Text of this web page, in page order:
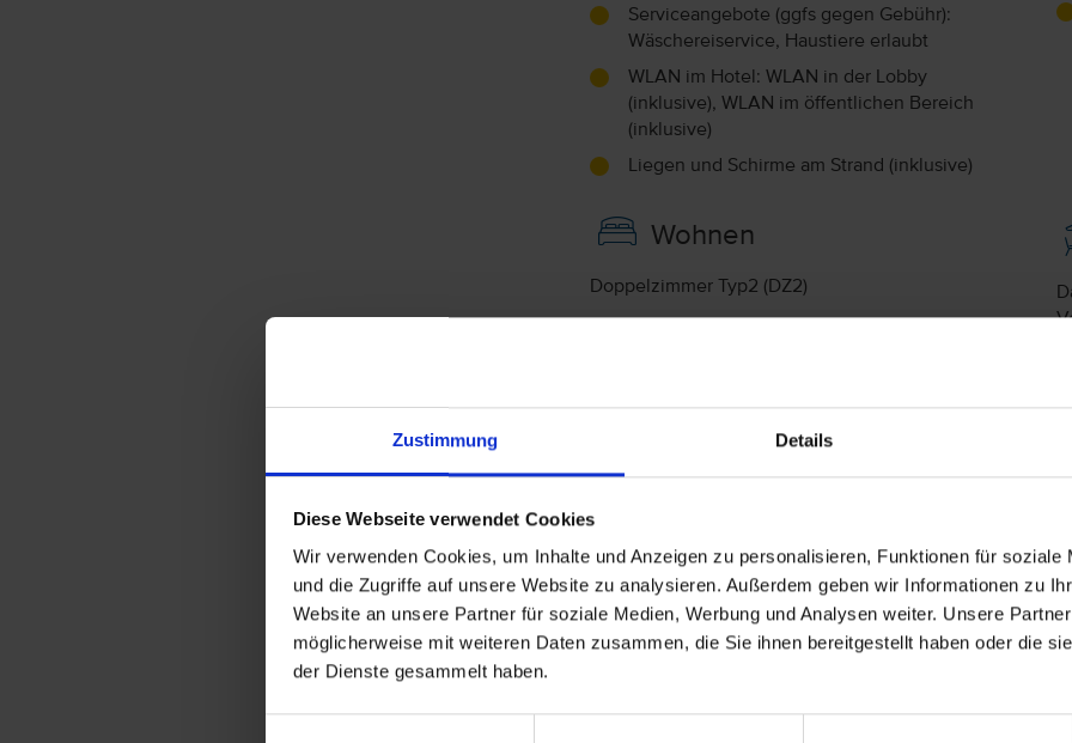
Zustimmung Details
Diese Webseite verwendet Cookies
Wir verwenden Cookies, um Inhalte und Anzeigen zu personalisieren, Funktionen für soziale
und die Zugriffe auf unsere Website zu analysieren. Außerdem geben wir Informationen zu
Website an unsere Partner für soziale Medien, Werbung und Analysen weiter. Unsere
möglicherweise mit weiteren Daten zusammen, die Sie ihnen bereitgestellt haben oder die
der Dienste gesammelt haben.
Serviceangebote (ggfs gegen Gebühr):
Wäschereiservice, Haustiere erlaubt
WLAN im Hotel: WLAN in der Lobby
(inklusive), WLAN im öffentlichen Bereich
(inklusive)
Liegen und Schirme am Strand (inklusive)
Wohnen
Doppelzimmer Typ2 (DZ2)
Typ Comfort Doppelzimmer französischer Balkon